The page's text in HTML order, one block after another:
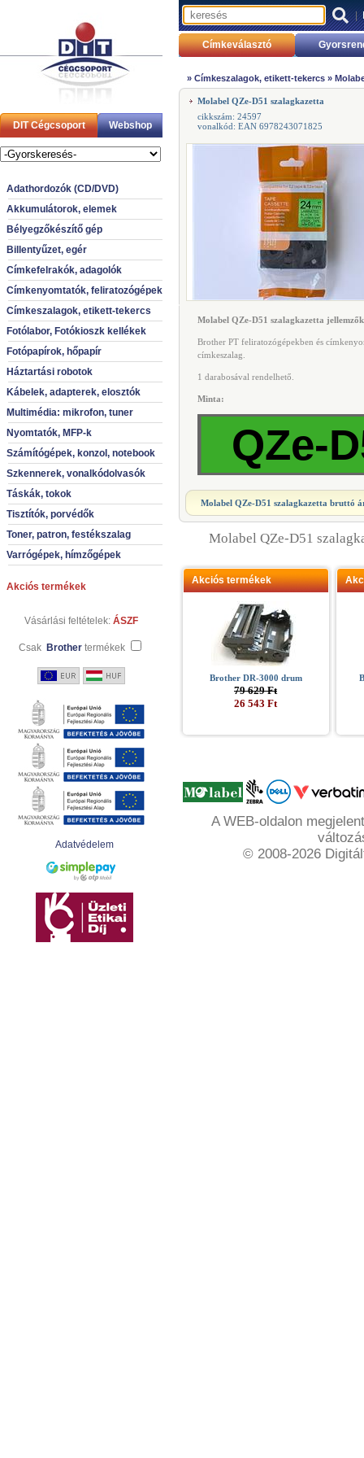
DIT Cégcsoport Webshop
Adathordozók (CD/DVD)
Akkumulátorok, elemek
Bélyegzőkészítő gép
Billentyűzet, egér
Címkefelrakók, adagolók
Címkenyomtatók, feliratozógépek
Címkeszalagok, etikett-tekercs
Fotólabor, Fotókioszk kellékek
Fotópapírok, hőpapír
Háztartási robotok
Kábelek, adapterek, elosztók
Multimédia: mikrofon, tuner
Nyomtatók, MFP-k
Számítógépek, konzol, notebook
Szkennerek, vonalkódolvasók
Táskák, tokok
Tisztítók, porvédők
Toner, patron, festékszalag
Varrógépek, hímzőgépek
Akciós termékek
Vásárlási feltételek: ÁSZF
Csak Brother termékek
Adatvédelem
|
Címkeválasztó
» Címkeszalagok, etikett-tekercs »
Molabel QZe-D51 szalagkazetta
cikkszám: 24597
vonalkód: EAN 6978243071825
Molabel QZe-D51 szalagkazetta
Brother PT feliratozógépekben és
címkeszalag.
1 darabosával rendelhető.
Minta:
QZe-
Molabel QZe-D51 szalagkazetta bruttó
Molabel QZe-D51
Akciós termékek
Brother DR-3000 drum
79 629 Ft
26 543 Ft
A WEB-oldalon
© 2008-2026